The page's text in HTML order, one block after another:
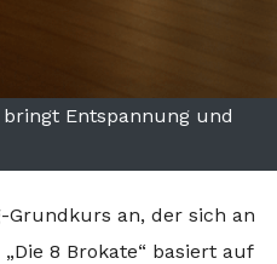
bringt Entspannung und
Grundkurs an, der sich an
8 Brokate“ basiert auf